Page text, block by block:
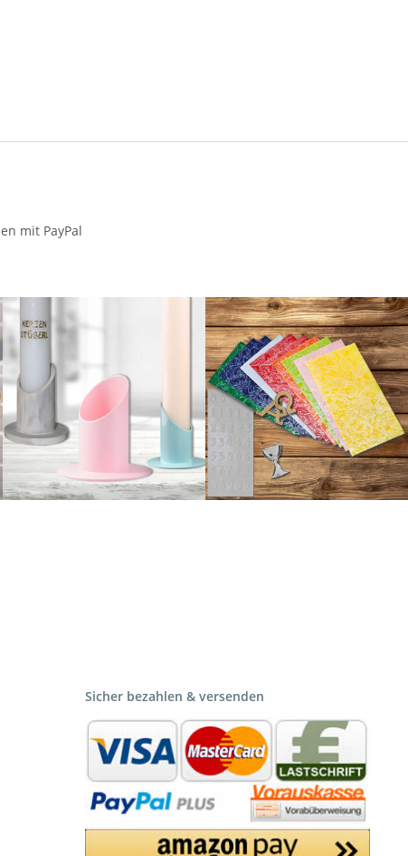
mit PayPal
Sicher bezahlen & versenden